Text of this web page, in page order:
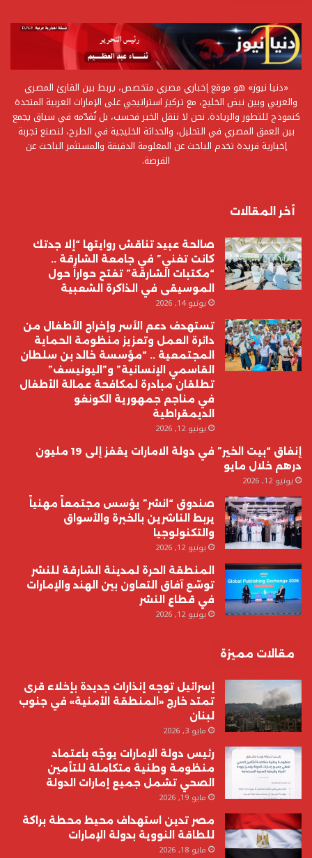
«دنيا نيوز» هو موقع إخباري مصري متخصص، يربط بين القارئ المصري
والعربي وبين نبض الخليج، مع تركيز استراتيجي على الإمارات العربية المتحدة
كنموذج للتطور والريادة. نحن لا ننقل الخبر فحسب، بل نُقدّمه في سياق يجمع
بين العمق المصري في التحليل، والحداثة الخليجية في الطرح، لنصنع تجربة
إخبارية فريدة تخدم الباحث عن المعلومة الدقيقة والمستثمر الباحث عن
الفرصة.
أخر المقالات
صالحة عبيد تناقش روايتها “إلا جدتك
كانت تغني” في جامعة الشارقة ..
“مكتبات الشارقة” تفتح حواراً حول
الموسيقى في الذاكرة الشعبية
يونيو 14, 2026
تستهدف دعم الأسر وإخراج الأطفال من
دائرة العمل وتعزيز منظومة الحماية
المجتمعية .. “مؤسسة خالد بن سلطان
القاسمي الإنسانية” و”اليونيسف”
تطلقان مبادرة لمكافحة عمالة الأطفال
في مناجم جمهورية الكونغو
الديمقراطية
يونيو 12, 2026
إنفاق “بيت الخير” في دولة الامارات يقفز إلى 19 مليون
درهم خلال مايو
يونيو 12, 2026
صندوق “انشر” يؤسس مجتمعاً مهنياً
يربط الناشرين بالخبرة والأسواق
والتكنولوجيا
يونيو 12, 2026
المنطقة الحرة لمدينة الشارقة للنشر
توسّع آفاق التعاون بين الهند والإمارات
في قطاع النشر
يونيو 12, 2026
مقالات مميزة
إسرائيل توجه إنذارات جديدة بإخلاء قرى
تمتد خارج «المنطقة الأمنية» في جنوب
لبنان
مايو 3, 2026
رئيس دولة الإمارات يوجّه باعتماد
منظومة وطنية متكاملة للتأمين
الصحي تشمل جميع إمارات الدولة
مايو 19, 2026
مصر تدين استهداف محيط محطة براكة
للطاقة النووية بدولة الإمارات
مايو 18, 2026